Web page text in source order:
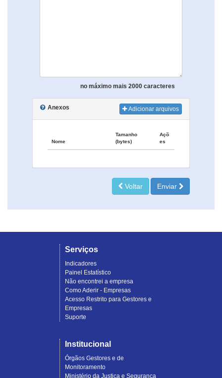
no máximo mais 2000 caracteres
Anexos Adicionar arquivos
Nome
Tamanho
(bytes)
Açõ
es
Voltar Enviar
Serviços
Indicadores
Painel Estatístico
Não encontrei a empresa
Como Aderir - Empresas
Acesso Restrito para Gestores e
Empresas
Suporte
Institucional
Órgãos Gestores e de
Monitoramento
Ministério da Justiça e Segurança